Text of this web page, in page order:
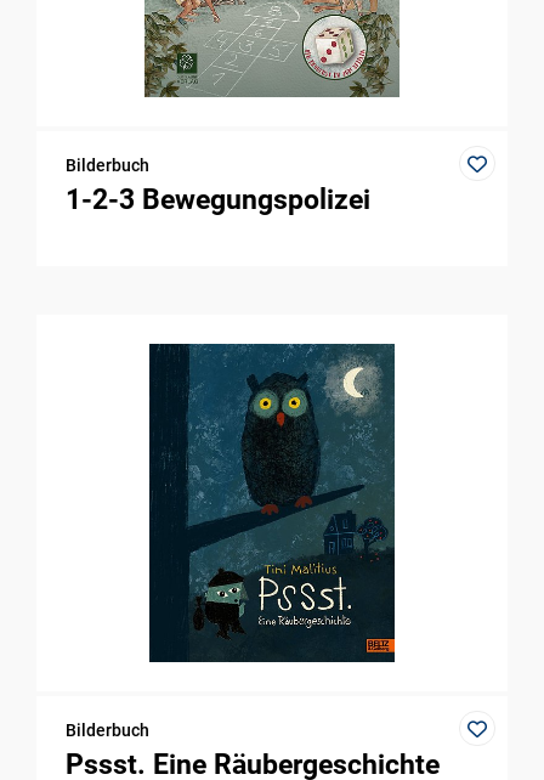
Bilderbuch
1-2-3 Bewegungspolizei
Bilderbuch
Pssst. Eine Räubergeschichte